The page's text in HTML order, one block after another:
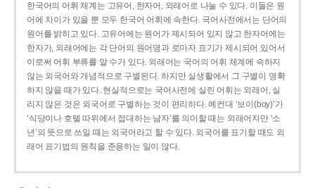
한국어의 어휘 체계는 고유어, 한자어, 외래어로 나눌 수 있다. 이들은 원
어에 차이가 있을 뿐 모두 한국어 어휘에 속한다. 국어사전에서는 단어의
원어를 밝히고 있다. 고유어에는 원어가 제시되어 있지 않고 한자어에는
한자가, 외래어에는 각 단어의 원어명과 로마자 표기가 제시되어 있어서
이로써 어휘 부류를 알 수가 있다. 외래어는 국어의 어휘 체계에 속하지
않는 외국어와 개념적으로 구별된다. 하지만 실생활에서 그 구별이 명확
하지 않을 때가 있다. 현실적으로는 국어사전에 실린 어휘는 외래어, 실
리지 않은 것은 외국어로 구별하는 것이 편리하다. 예컨대 ‘보이(boy)’가
‘식당이나 호텔 따위에서 접대하는 남자’를 의미할 때는 외래어지만 ‘소
년’의 뜻으로 쓰일 때는 외국어라고 할 수 있다. 외국어를 표기할 때도 외
래어 표기법의 원칙을 준용하는 일이 많다.